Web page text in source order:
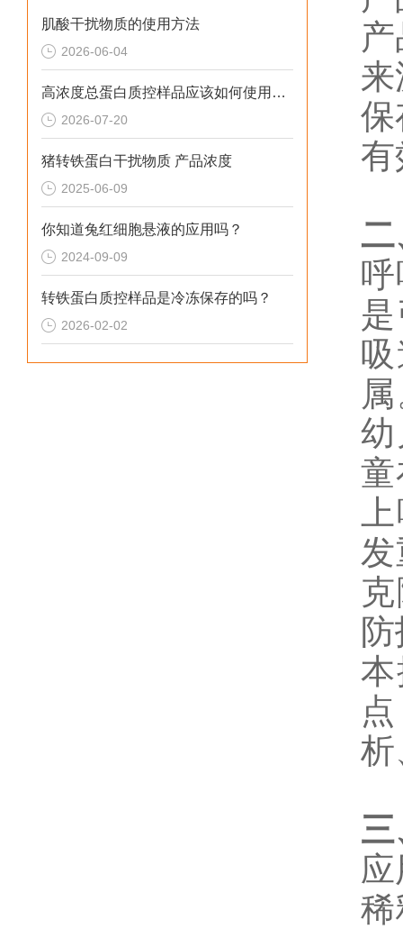
肌酸干扰物质的使用方法
2026-06-04
高浓度总蛋白质控样品应该如何使用呢？
2026-07-20
猪转铁蛋白干扰物质 产品浓度
2025-06-09
你知道兔红细胞悬液的应用吗？
2024-09-09
转铁蛋白质控样品是冷冻保存的吗？
2026-02-02
二
童
析
稀